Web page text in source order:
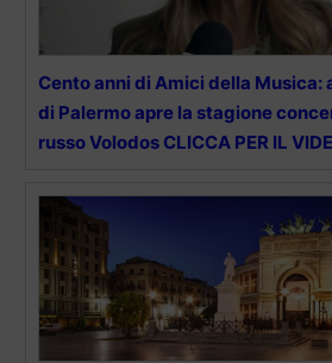
Cento anni di Amici della Musica:
di Palermo apre la stagione
russo Volodos CLICCA PER IL